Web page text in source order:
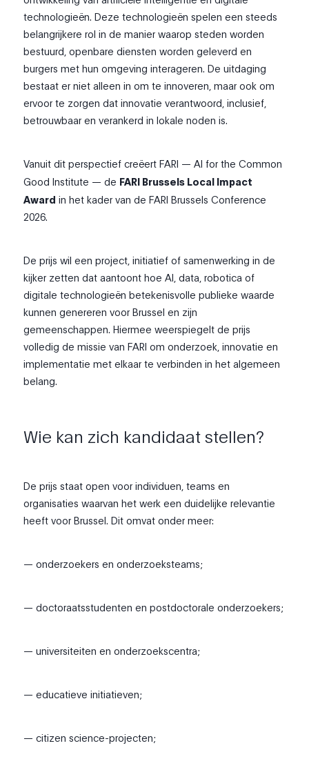
technologieën. Deze technologieën spelen een steeds
belangrijkere rol in de manier waarop steden worden
bestuurd, openbare diensten worden geleverd en
burgers met hun omgeving interageren. De uitdaging
bestaat er niet alleen in om te innoveren, maar ook om
ervoor te zorgen dat innovatie verantwoord, inclusief,
betrouwbaar en verankerd in lokale noden is.
Vanuit dit perspectief creëert FARI — AI for the Common
Good Institute — de FARI Brussels Local Impact
Award in het kader van de FARI Brussels Conference
2026.
De prijs wil een project, initiatief of samenwerking in de
kijker zetten dat aantoont hoe AI, data, robotica of
digitale technologieën betekenisvolle publieke waarde
kunnen genereren voor Brussel en zijn
gemeenschappen. Hiermee weerspiegelt de prijs
volledig de missie van FARI om onderzoek, innovatie en
implementatie met elkaar te verbinden in het algemeen
belang.
Wie kan zich kandidaat stellen?
De prijs staat open voor individuen, teams en
organisaties waarvan het werk een duidelijke relevantie
heeft voor Brussel. Dit omvat onder meer:
— onderzoekers en onderzoeksteams;
— doctoraatsstudenten en postdoctorale onderzoekers;
— universiteiten en onderzoekscentra;
— educatieve initiatieven;
— citizen science-projecten;